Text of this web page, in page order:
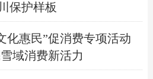
保护样板
化惠民”促消费专项活动
域消费新活力